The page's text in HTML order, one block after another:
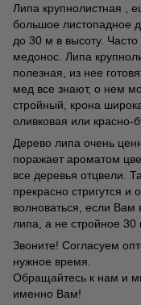
Липа крупнолистная ,
большое листопадное
до 30 м в высоту. Часто
медонос. Липа
полезная, из нее
мед все знают, о нем
стройный, крона
оливковая или красно-
Дерево липа очень
поражает ароматом
все деревья отцвели.
прекрасно стригутся
волноваться, если Вам
липа, а не стройное 30
Звоните! Согласуем
нужное время.
Обращайтесь к нам и
именно Вам!